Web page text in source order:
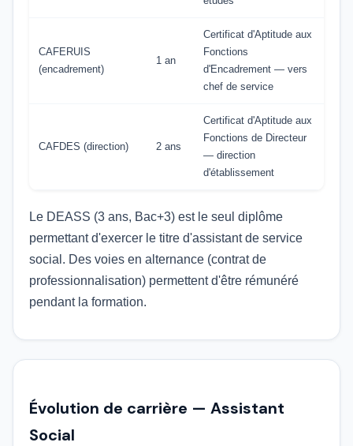
CAFERUIS
(encadrement)
1 an
Certificat d'Aptitude aux
Fonctions
d'Encadrement — vers
chef de service
CAFDES (direction) 2 ans
Certificat d'Aptitude aux
Fonctions de Directeur
— direction
d'établissement
Le DEASS (3 ans, Bac+3) est le seul diplôme
permettant d'exercer le titre d'assistant de service
social. Des voies en alternance (contrat de
professionnalisation) permettent d'être rémunéré
pendant la formation.
Évolution de carrière — Assistant
Social